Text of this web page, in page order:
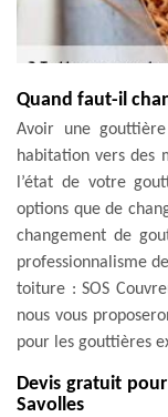
Quand faut-il
Avoir une
habitation vers des
l’état de votre
options que de
changement de
professionnalisme
toiture : SOS
nous vous
pour les gouttières
Devis gratuit
Savolles